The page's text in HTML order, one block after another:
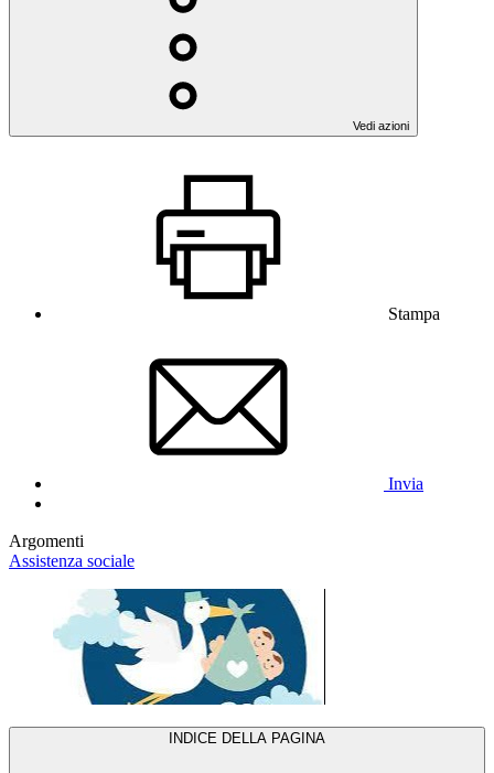
Vedi azioni
Stampa
Invia
Argomenti
Assistenza sociale
INDICE DELLA PAGINA